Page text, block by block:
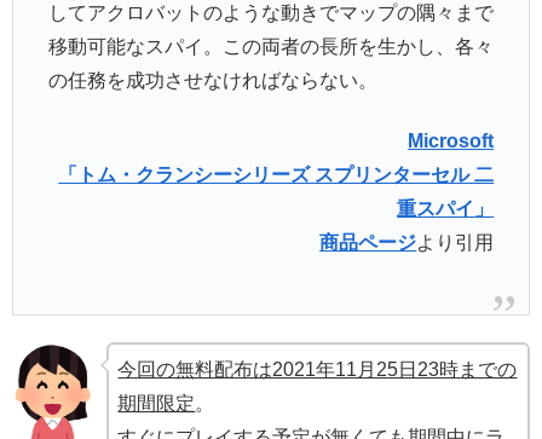
してアクロバットのような動きでマップの隅々まで
移動可能なスパイ。この両者の長所を生かし、各々
の任務を成功させなければならない。
Microsoft
「トム・クランシーシリーズ スプリンターセル 二
重スパイ」
商品ページより引用
今回の無料配布は2021年11月25日23時までの
期間限定。